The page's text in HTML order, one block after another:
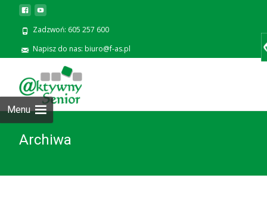
Zadzwoń: 605 257 600
Napisz do nas: biuro@f-as.pl
Menu
Archiwa